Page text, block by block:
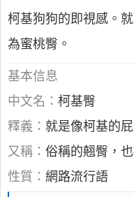
柯基狗狗的即視感。
為蜜桃臀。
基本信息
中文名： 柯基臀
釋義： 就是像柯基的
又稱： 俗稱的翹臀，
性質： 網路流行語